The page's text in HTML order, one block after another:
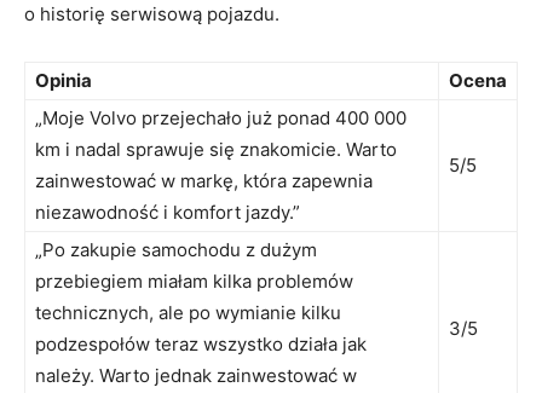
o historię serwisową pojazdu.
Opinia
Ocena
„Moje Volvo przejechało już‌ ponad 400 000
km i nadal sprawuje się znakomicie. Warto
zainwestować ​w⁤ markę, która zapewnia
niezawodność i ​komfort ‌jazdy.”
5/5
„Po zakupie​ samochodu z dużym
przebiegiem ‍miałam kilka problemów
technicznych, ⁤ale po wymianie⁣ kilku
⁢podzespołów ‌teraz wszystko działa jak
należy. Warto‌ jednak zainwestować w
3/5